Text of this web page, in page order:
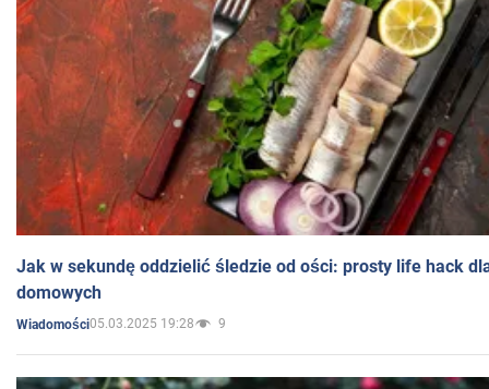
Jak w sekundę oddzielić śledzie od ości: prosty life hack
domowych
Wiadomości05.03.2025 19:28 9